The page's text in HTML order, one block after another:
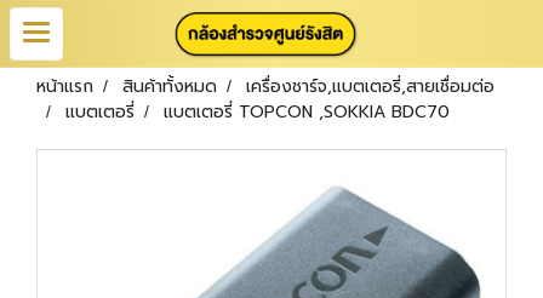
หน้าแรก สินค้าทั้งหมด
เครื่องชาร์จ,แบตเตอรี่,สายเชื่อมต่อ
แบตเตอรี่
แบตเตอรี่ TOPCON ,SOKKIA BDC70